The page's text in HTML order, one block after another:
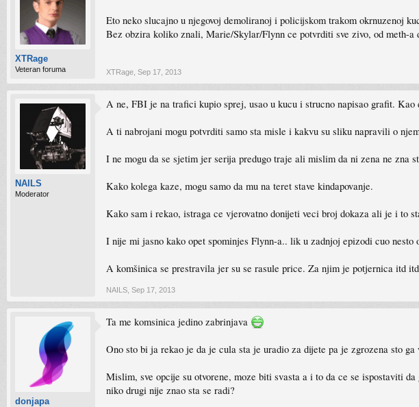
XTRage
Veteran foruma
Eto neko slucajno u njegovoj demoliranoj i policijskom trakom okrnuzenoj
Bez obzira koliko znali, Marie/Skylar/Flynn ce potvrditi sve zivo, od meth-a
XTRage Sep 17, 2013
NAILS
Moderator
A ne, FBI je na trafici kupio sprej, usao u kucu i strucno napisao grafit.
A ti nabrojani mogu potvrditi samo sta misle i kakvu su sliku napravili o
I ne mogu da se sjetim jer serija predugo traje ali mislim da ni zena ne zna
Kako kolega kaze, mogu samo da mu na teret stave kindapovanje.
Kako sam i rekao, istraga ce vjerovatno donijeti veci broj dokaza ali je i to
I nije mi jasno kako opet spominjes Flynn-a.. lik u zadnjoj epizodi cuo
A komšinica se prestravila jer su se rasule price. Za njim je potjernica itd
NAILS Sep 17, 2013
donjapa
Ta me komsinica jedino zabrinjava
Ono sto bi ja rekao je da je cula sta je uradio za dijete pa je zgrozena sto ga
Mislim, sve opcije su otvorene, moze biti svasta a i to da ce se ispostaviti
niko drugi nije znao sta se radi?